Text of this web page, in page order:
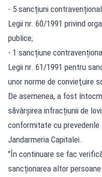
- 5 sancțiuni
Legii nr. 60/1991 privind
publice;
- 1 sancțiune
Legii nr. 61/1991 pentru
unor norme de convieţuire
De asemenea, a fost
săvârșirea infracțiunii de
conformitate cu prevederile
Jandarmeria Capitalei.
"În continuare se fac
sancționarea altor